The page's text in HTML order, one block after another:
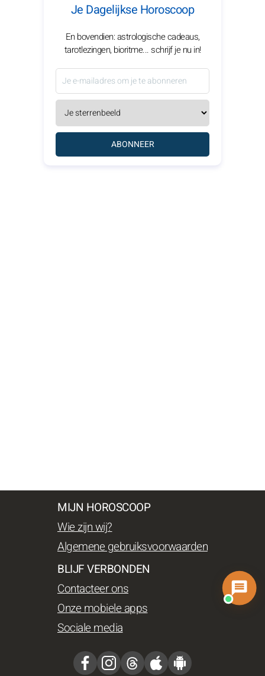
Je Dagelijkse Horoscoop
En bovendien: astrologische cadeaus,
tarotlezingen, bioritme... schrijf je nu in!
ABONNEER
MIJN HOROSCOOP
Wie zijn wij?
Algemene gebruiksvoorwaarden
BLIJF VERBONDEN
Contacteer ons
Onze mobiele apps
Sociale media